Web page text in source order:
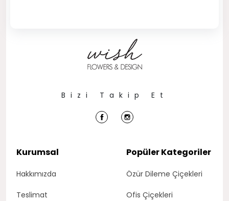
Kurumsal
Hakkımızda
Teslimat
Popüler Kategoriler
Özür Dileme Çiçekleri
Ofis Çiçekleri
Bizi Takip Et